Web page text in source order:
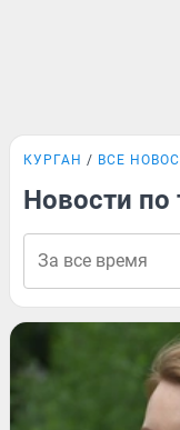
КУРГАН ВСЕ
Новости по